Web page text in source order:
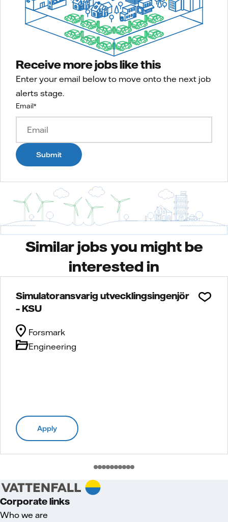
Receive more jobs like this
Enter your email below to move onto the next job
alerts stage.
Email*
Submit
Similar jobs you might be
interested in
Simulatoransvarig utvecklingsingenjör
– KSU
Engineering
Forsmark
Apply
Corporate links
Who we are